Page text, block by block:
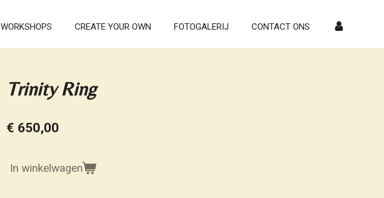
WORKSHOPS CREATE YOUR OWN FOTOGALERIJ CONTACT ONS
Trinity Ring
€ 650,00
In winkelwagen